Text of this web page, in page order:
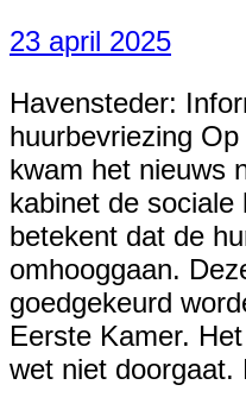
23 april 2025
Havensteder:
huurbevriezing
kwam het nieuws
kabinet de
betekent dat de
omhooggaan.
goedgekeurd
Eerste Kamer.
wet niet